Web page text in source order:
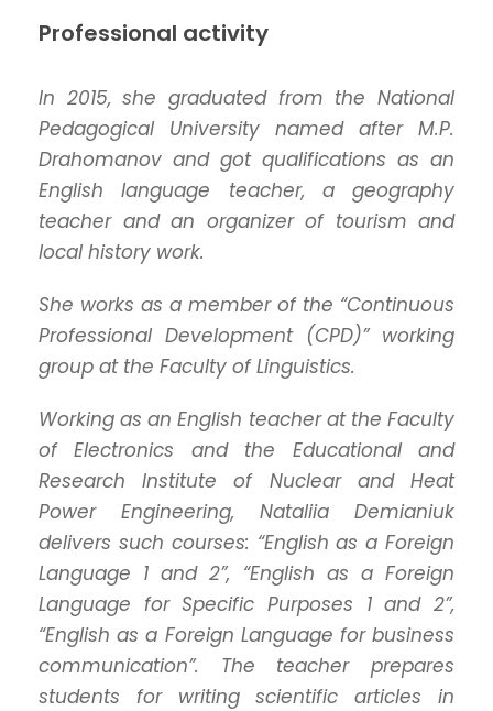
Professional activity
In 2015, she graduated from the National
Pedagogical University named after M.P.
Drahomanov and got qualifications as an
English language teacher, a geography
teacher and an organizer of tourism and
local history work.
She works as a member of the “Continuous
Professional Development (CPD)” working
group at the Faculty of Linguistics.
Working as an English teacher at the Faculty
of Electronics and the Educational and
Research Institute of Nuclear and Heat
Power Engineering, Nataliia Demianiuk
delivers such courses: “English as a Foreign
Language 1 and 2”, “English as a Foreign
Language for Specific Purposes 1 and 2”,
“English as a Foreign Language for business
communication”. The teacher prepares
students for writing scientific articles in